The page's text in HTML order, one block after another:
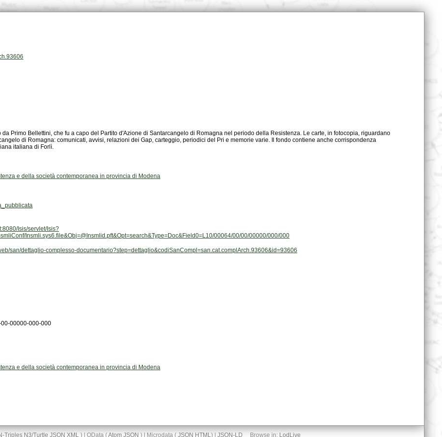
italiana di Forlì.
e della società contemporanea in provincia di Modena
Insmli.sys6.file&Obj=@Insmlid.pft&Opt=search&Type=Doc&Field0=L10/00064/00/00/00000/000/000
san/dettaglio-complesso-documentario?step=dettaglio&codiSanCompl=san.cat.complArch.93606&id=93606
00-00000-000-000
e della società contemporanea in provincia di Modena
Triples N3/Turtle JSON XML) | OData (Atom JSON ) | Microdata ( JSON HTML) | JSON-LD Browse in: LodLive